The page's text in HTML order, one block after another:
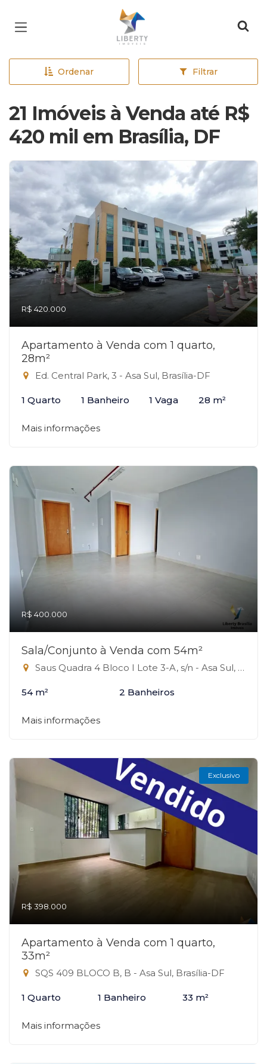
Página inicial
Ordenar Filtrar
21 Imóveis à Venda até R$
420 mil em Brasília, DF
R$ 420.000
Apartamento à Venda com 1 quarto,
28m²
Ed. Central Park, 3 - Asa Sul, Brasília-DF
1 Quarto 1 Banheiro 1 Vaga 28 m²
Mais informações
R$ 400.000
Sala/Conjunto à Venda com 54m²
Saus Quadra 4 Bloco I Lote 3-A, s/n - Asa Sul, Brasília-DF
54 m² 2 Banheiros
Mais informações
Exclusivo
R$ 398.000
Apartamento à Venda com 1 quarto,
33m²
SQS 409 BLOCO B, B - Asa Sul, Brasília-DF
1 Quarto 1 Banheiro 33 m²
Mais informações